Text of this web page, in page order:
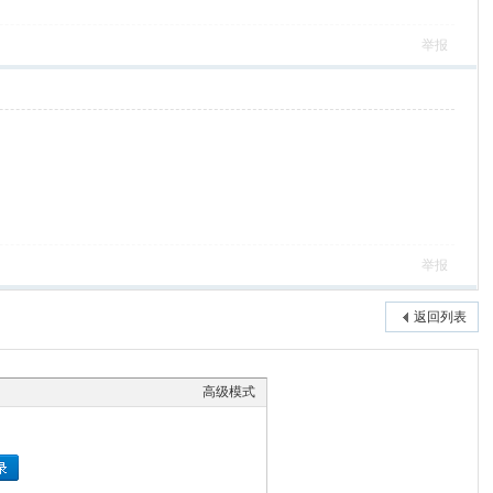
举报
举报
返回列表
高级模式